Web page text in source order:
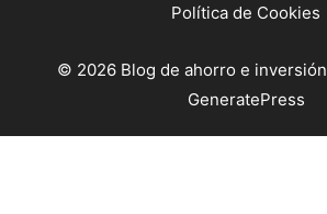
Política de Cookies
© 2026 Blog de ahorro e inversión
GeneratePress